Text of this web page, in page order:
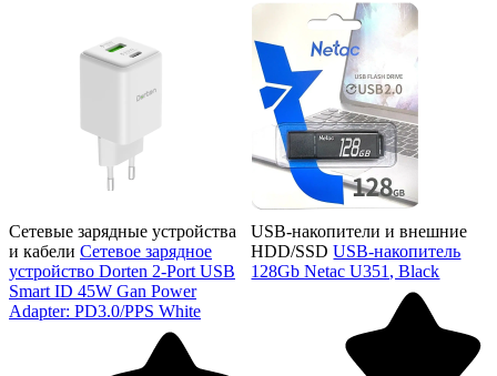
Сетевые зарядные устройства
и кабели Сетевое зарядное
устройство Dorten 2-Port USB
Smart ID 45W Gan Power
Adapter: PD3.0/PPS White
USB-накопители и внешние
HDD/SSD USB-накопитель
128Gb Netac U351, Black